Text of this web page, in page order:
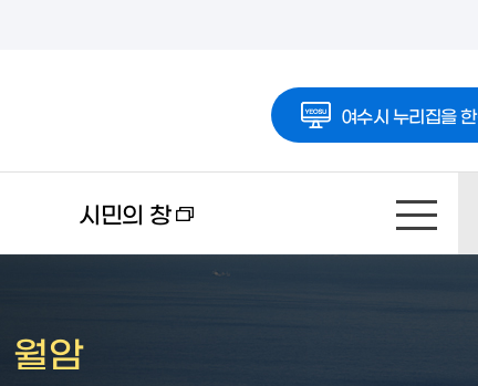
여수시 누리집을
시민의 창
월암